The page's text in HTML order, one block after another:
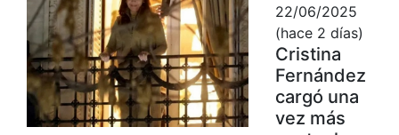
22/06/2025
(hace 2 días)
Cristina
Fernández
cargó una
vez más